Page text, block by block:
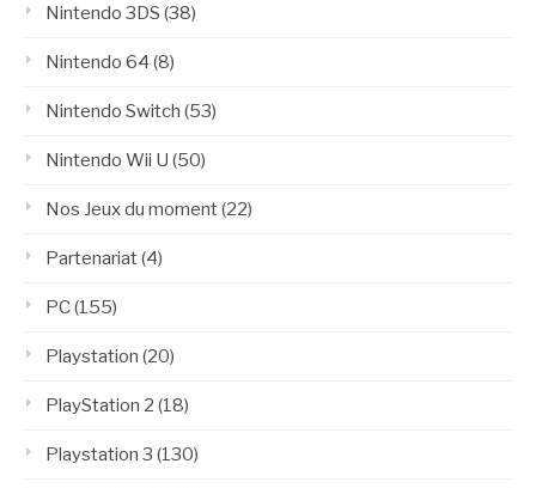
Nintendo 3DS (38)
Nintendo 64 (8)
Nintendo Switch (53)
Nintendo Wii U (50)
Nos Jeux du moment(22)
Partenariat(4)
PC(155)
Playstation (20)
PlayStation 2 (18)
Playstation 3 (130)